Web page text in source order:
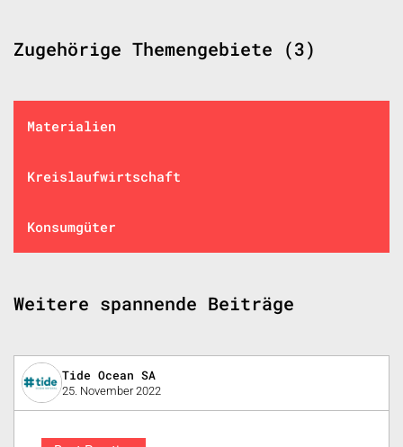
Zugehörige Themengebiete (3)
Materialien
Kreislaufwirtschaft
Konsumgüter
Weitere spannende Beiträge
Tide Ocean SA
25. November 2022